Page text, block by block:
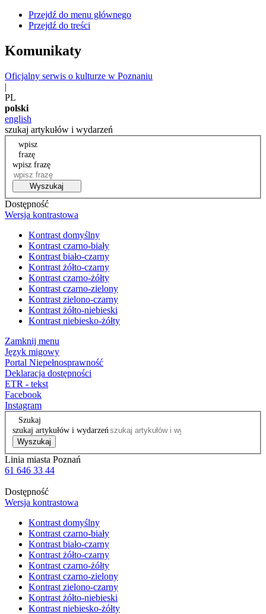
Przejdź do menu głównego
Przejdź do treści
Komunikaty
Oficjalny serwis o kulturze w Poznaniu
|
PL
polski
english
szukaj artykułów i wydarzeń
wpisz
frazę
wpisz frazę
Wyszukaj
Dostępność
Wersja kontrastowa
Kontrast domyślny
Kontrast czarno-biały
Kontrast biało-czarny
Kontrast żółto-czarny
Kontrast czarno-żółty
Kontrast czarno-zielony
Kontrast zielono-czarny
Kontrast żółto-niebieski
Kontrast niebiesko-żółty
Zamknij menu
Język migowy
Portal Niepełnosprawność
Deklaracja dostępności
ETR - tekst
Facebook
Instagram
Szukaj
szukaj artykułów i wydarzeń
Wyszukaj
Linia miasta Poznań
61 646 33 44
Dostępność
Wersja kontrastowa
Kontrast domyślny
Kontrast czarno-biały
Kontrast biało-czarny
Kontrast żółto-czarny
Kontrast czarno-żółty
Kontrast czarno-zielony
Kontrast zielono-czarny
Kontrast żółto-niebieski
Kontrast niebiesko-żółty